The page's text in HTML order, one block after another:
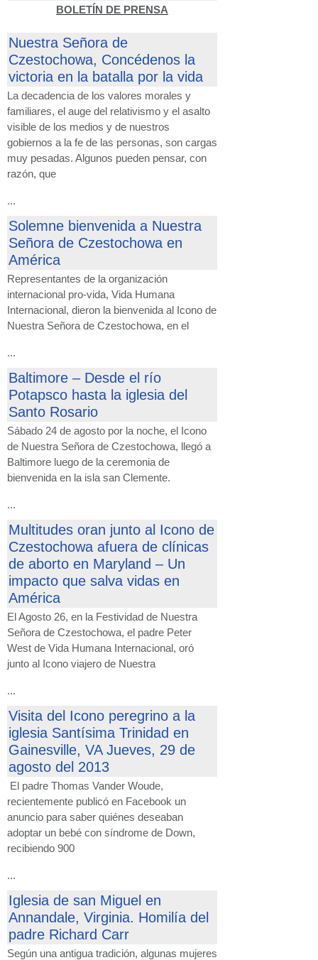
BOLETÍN DE PRENSA
Nuestra Señora de
Czestochowa, Concédenos la
victoria en la batalla por la vida
La decadencia de los valores morales y
familiares, el auge del relativismo y el asalto
visible de los medios y de nuestros
gobiernos a la fe de las personas, son cargas
muy pesadas. Algunos pueden pensar, con
razón, que
...
Solemne bienvenida a Nuestra
Señora de Czestochowa en
América
Representantes de la organización
internacional pro-vida, Vida Humana
Internacional, dieron la bienvenida al Icono de
Nuestra Señora de Czestochowa, en el
...
Baltimore – Desde el río
Potapsco hasta la iglesia del
Santo Rosario
Sábado 24 de agosto por la noche, el Icono
de Nuestra Señora de Czestochowa, llegó a
Baltimore luego de la ceremonia de
bienvenida en la isla san Clemente.
...
Multitudes oran junto al Icono de
Czestochowa afuera de clínicas
de aborto en Maryland – Un
impacto que salva vidas en
América
El Agosto 26, en la Festividad de Nuestra
Señora de Czestochowa, el padre Peter
West de Vida Humana Internacional, oró
junto al Icono viajero de Nuestra
...
Visita del Icono peregrino a la
iglesia Santísima Trinidad en
Gainesville, VA Jueves, 29 de
agosto del 2013
El padre Thomas Vander Woude,
recientemente publicó en Facebook un
anuncio para saber quiénes deseaban
adoptar un bebé con síndrome de Down,
recibiendo 900
...
Iglesia de san Miguel en
Annandale, Virginia. Homilía del
padre Richard Carr
Según una antigua tradición, algunas mujeres